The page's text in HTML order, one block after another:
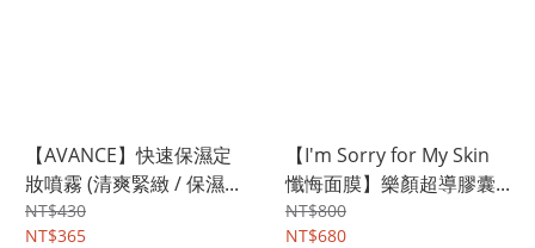
【AVANCE】快速保濕定
妝噴霧 (清爽緊緻 / 保濕...
NT$430
NT$365
【I'm Sorry for My Skin
懺悔面膜】樂顏超導膠囊...
NT$800
NT$680